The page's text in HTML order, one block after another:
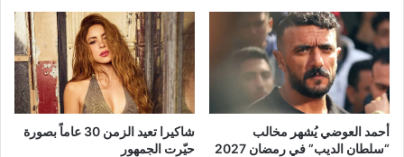
أحمد العوضي يُشهر مخالب
“سلطان الديب” في رمضان 2027
شاكيرا تعيد الزمن 30 عاماً بصورة
حيّرت الجمهور